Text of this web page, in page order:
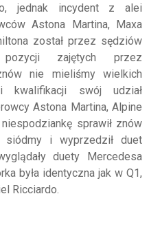
jednak incydent z alei
Astona Martina, Maxa
został przez sędziów
zajętych przez
nie mieliśmy wielkich
kwalifikacji swój udział
Astona Martina, Alpine
sprawił znów
siódmy i wyprzedził duet
duety Mercedesa
była identyczna jak w Q1,
Ricciardo.